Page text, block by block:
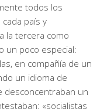
todos los
país y
la tercera como
un poco especial:
en compañía de un
un idioma de
desconcentraban un
«socialistas